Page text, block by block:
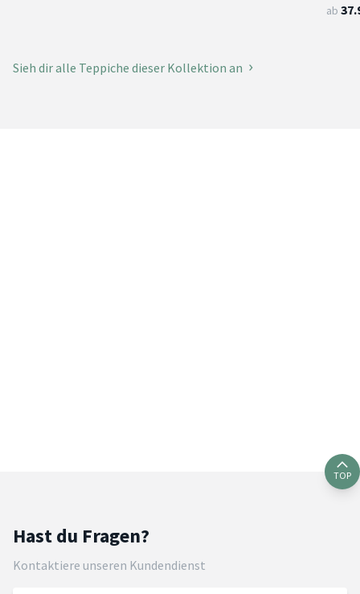
ab
Sieh dir alle Teppiche dieser Kollektion an
TOP
Hast du Fragen?
Kontaktiere unseren Kundendienst